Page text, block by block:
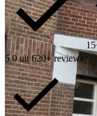
5.0 uit 620+ reviews